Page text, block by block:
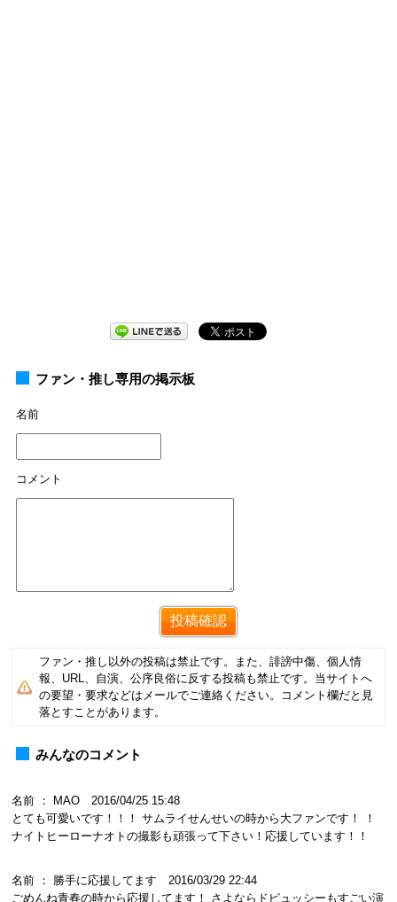
ファン・推し専用の掲示板
名前
コメント
ファン・推し以外の投稿は禁止です。また、誹謗中傷、個人情
報、URL、自演、公序良俗に反する投稿も禁止です。当サイトへ
の要望・要求などはメールでご連絡ください。コメント欄だと見
落とすことがあります。
みんなのコメント
名前 ： MAO 2016/04/25 15:48
とても可愛いです！！！ サムライせんせいの時から大ファンです！ ！
ナイトヒーローナオトの撮影も頑張って下さい！応援しています！！
名前 ： 勝手に応援してます 2016/03/29 22:44
ごめんね青春の時から応援してます！ さよならドピュッシーもすごい演